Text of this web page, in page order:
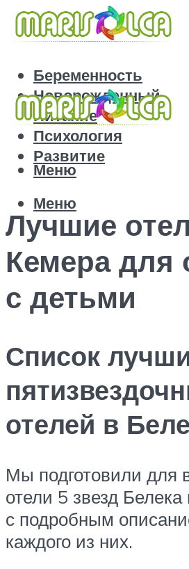
Беременность
Новорожденный
Питание
Психология
Развитие
Меню
Меню
Лучшие
Кемера для
с детьми
Список
отелей в
Мы подготовили для
отели 5 звезд
с подробным
каждого из них.